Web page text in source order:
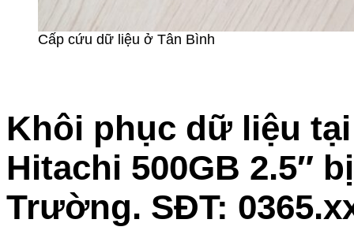
Cấp cứu dữ liệu ở Tân Bình
Khôi phục dữ liệu
Hitachi 500GB 2.5″
Trường. SĐT: